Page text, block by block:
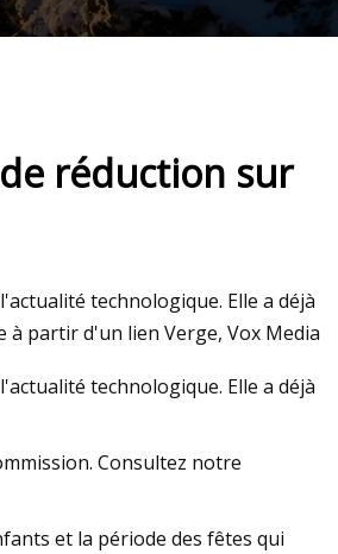
réduction sur
technologique. Elle a déjà
à partir d'un lien Verge, Vox Media
technologique. Elle a déjà
Consultez notre
et la période des fêtes qui